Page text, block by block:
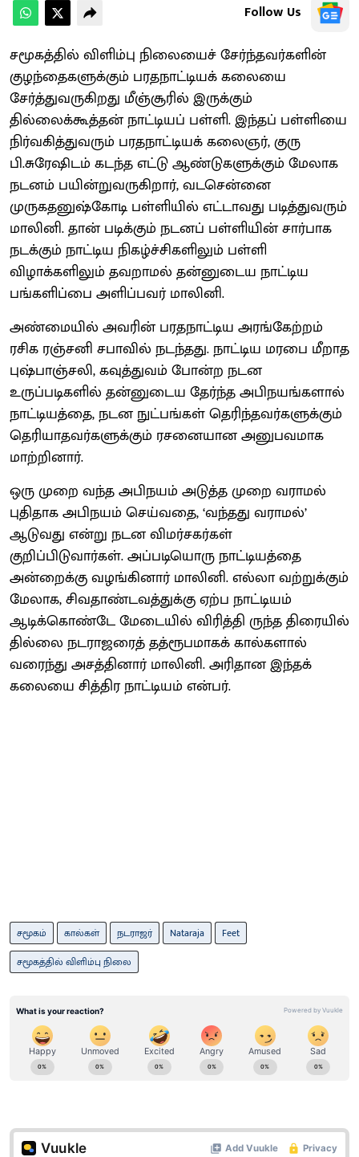
Follow Us
சமூகத்தில் விளிம்பு நிலையைச் சேர்ந்தவர்களின்
குழந்தைகளுக்கும் பரதநாட்டியக் கலையை
சேர்த்துவருகிறது மீஞ்சூரில் இருக்கும்
தில்லைக்கூத்தன் நாட்டியப் பள்ளி. இந்தப் பள்ளியை
நிர்வகித்துவரும் பரதநாட்டியக் கலைஞர், குரு
பி.சுரேஷிடம் கடந்த எட்டு ஆண்டுகளுக்கும் மேலாக
நடனம் பயின்றுவருகிறார், வடசென்னை
முருகதனுஷ்கோடி பள்ளியில் எட்டாவது படித்துவரும்
மாலினி. தான் படிக்கும் நடனப் பள்ளியின் சார்பாக
நடக்கும் நாட்டிய நிகழ்ச்சிகளிலும் பள்ளி
விழாக்களிலும் தவறாமல் தன்னுடைய நாட்டிய
பங்களிப்பை அளிப்பவர் மாலினி.
அண்மையில் அவரின் பரதநாட்டிய அரங்கேற்றம்
ரசிக ரஞ்சனி சபாவில் நடந்தது. நாட்டிய மரபை மீறாத
புஷ்பாஞ்சலி, கவுத்துவம் போன்ற நடன
உருப்படிகளில் தன்னுடைய தேர்ந்த அபிநயங்களால்
நாட்டியத்தை, நடன நுட்பங்கள் தெரிந்தவர்களுக்கும்
தெரியாதவர்களுக்கும் ரசனையான அனுபவமாக
மாற்றினார்.
ஒரு முறை வந்த அபிநயம் அடுத்த முறை வராமல்
புதிதாக அபிநயம் செய்வதை, ‘வந்தது வராமல்’
ஆடுவது என்று நடன விமர்சகர்கள்
குறிப்பிடுவார்கள். அப்படியொரு நாட்டியத்தை
அன்றைக்கு வழங்கினார் மாலினி. எல்லா வற்றுக்கும்
மேலாக, சிவதாண்டவத்துக்கு ஏற்ப நாட்டியம்
ஆடிக்கொண்டே மேடையில் விரித்தி ருந்த திரையில்
தில்லை நடராஜரைத் தத்ரூபமாகக் கால்களால்
வரைந்து அசத்தினார் மாலினி. அரிதான இந்தக்
கலையை சித்திர நாட்டியம் என்பர்.
சமூகம் கால்கள் நடராஜர் Nataraja
Feet
சமூகத்தில் விளிம்பு நிலை